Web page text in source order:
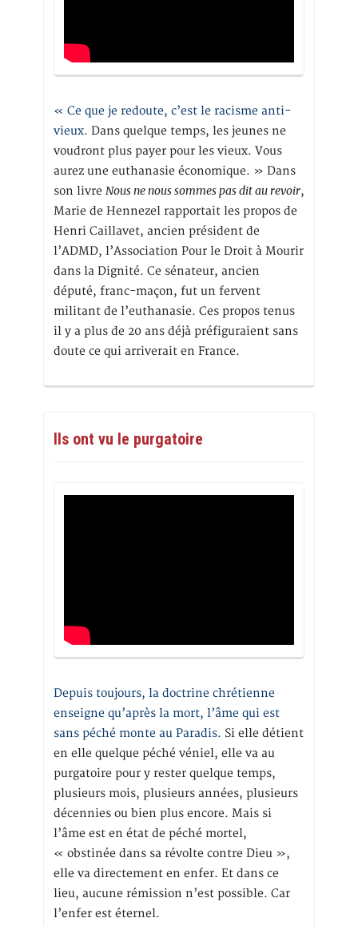
« Ce que je redoute, c’est le racisme anti-
vieux. Dans quelque temps, les jeunes ne
voudront plus payer pour les vieux. Vous
aurez une euthanasie économique. » Dans
son livre Nous ne nous sommes pas dit au revoir,
Marie de Hennezel rapportait les propos de
Henri Caillavet, ancien président de
l’ADMD, l’Association Pour le Droit à Mourir
dans la Dignité. Ce sénateur, ancien
député, franc-maçon, fut un fervent
militant de l’euthanasie. Ces propos tenus
il y a plus de 20 ans déjà préfiguraient sans
doute ce qui arriverait en France.
Ils ont vu le purgatoire
Depuis toujours, la doctrine chrétienne
enseigne qu’après la mort, l’âme qui est
sans péché monte au Paradis. Si elle détient
en elle quelque péché véniel, elle va au
purgatoire pour y rester quelque temps,
plusieurs mois, plusieurs années, plusieurs
décennies ou bien plus encore. Mais si
l’âme est en état de péché mortel,
« obstinée dans sa révolte contre Dieu »,
elle va directement en enfer. Et dans ce
lieu, aucune rémission n’est possible. Car
l’enfer est éternel.